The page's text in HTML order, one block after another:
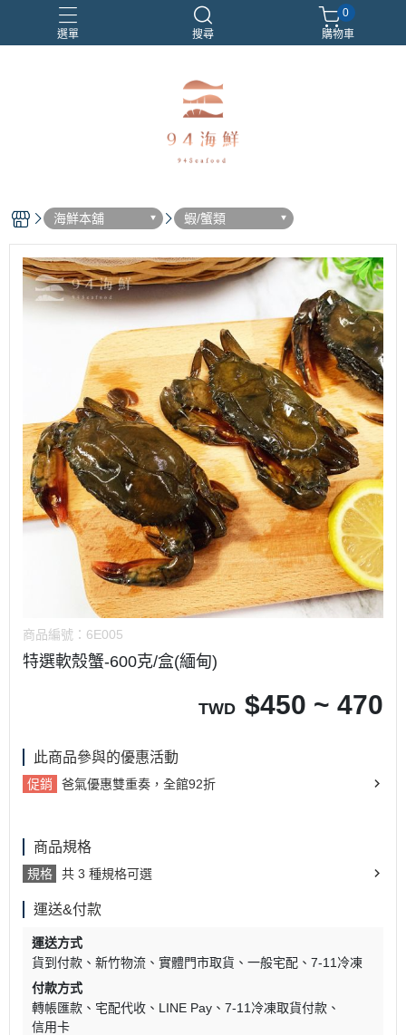
選單 搜尋
0
購物車
海鮮本舖 蝦/蟹類
商品編號： 6E005
特選軟殼蟹-600克/盒(緬甸)
TWD $450 ~ 470
此商品參與的優惠活動
促銷 爸氣優惠雙重奏，全館92折
商品規格
規格 共 3 種規格可選
運送&付款
運送方式
貨到付款
新竹物流 實體門市取貨 一般宅配
7-11冷凍
付款方式
轉帳匯款
宅配代收 LINE Pay
7-11冷凍取貨付款
信用卡